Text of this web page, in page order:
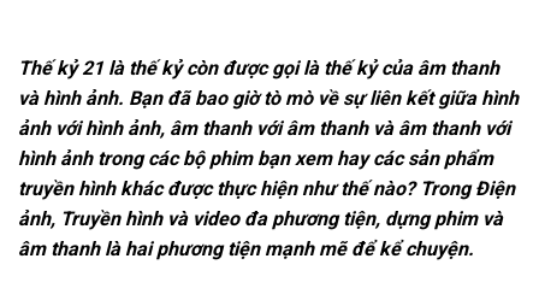
Thế kỷ 21 là thế kỷ còn được gọi là thế kỷ của âm thanh
và hình ảnh. Bạn đã bao giờ tò mò về sự liên kết giữa hình
ảnh với hình ảnh, âm thanh với âm thanh và âm thanh với
hình ảnh trong các bộ phim bạn xem hay các sản phẩm
truyền hình khác được thực hiện như thế nào? Trong Điện
ảnh, Truyền hình và video đa phương tiện, dựng phim và
âm thanh là hai phương tiện mạnh mẽ để kể chuyện.